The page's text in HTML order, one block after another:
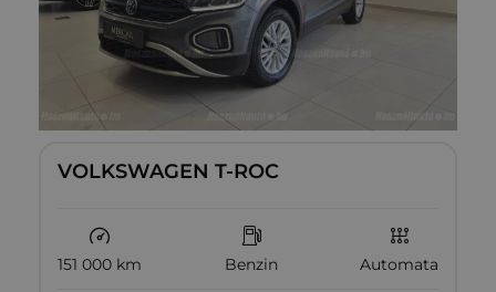
VOLKSWAGEN T-ROC
151 000 km Benzin Automata